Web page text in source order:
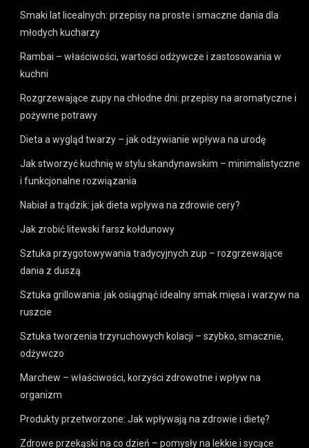
Smaki lat licealnych: przepisy na proste i smaczne dania dla
młodych kucharzy
Rambai – właściwości, wartości odżywcze i zastosowania w
kuchni
Rozgrzewające zupy na chłodne dni: przepisy na aromatyczne i
pożywne potrawy
Dieta a wygląd twarzy – jak odżywianie wpływa na urodę
Jak stworzyć kuchnię w stylu skandynawskim – minimalistyczne
i funkcjonalne rozwiązania
Nabiał a trądzik: jak dieta wpływa na zdrowie cery?
Jak zrobić litewski farsz kołdunowy
Sztuka przygotowywania tradycyjnych zup – rozgrzewające
dania z duszą
Sztuka grillowania: jak osiągnąć idealny smak mięsa i warzyw na
ruszcie
Sztuka tworzenia trzyruchowych kolacji – szybko, smacznie,
odżywczo
Marchew – właściwości, korzyści zdrowotne i wpływ na
organizm
Produkty przetworzone: Jak wpływają na zdrowie i dietę?
Zdrowe przekąski na co dzień – pomysły na lekkie i sycące